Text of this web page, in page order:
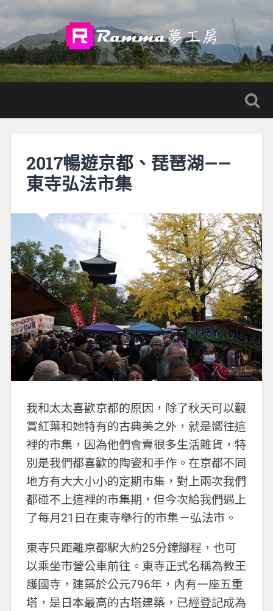
2017暢遊京都、琵琶湖——
東寺弘法市集
我和太太喜歡京都的原因，除了秋天可以觀
賞紅葉和她特有的古典美之外，就是嚮往這
裡的市集，因為他們會賣很多生活雜貨，特
別是我們都喜歡的陶瓷和手作。在京都不同
地方有大大小小的定期市集，對上兩次我們
都碰不上這裡的市集期，但今次給我們遇上
了每月21日在東寺舉行的市集－弘法市。
東寺只距離京都駅大約25分鐘腳程，也可
以乘坐市營公車前往。東寺正式名稱為教王
護國寺，建築於公元796年，內有一座五重
塔，是日本最高的古塔建築，已經登記成為